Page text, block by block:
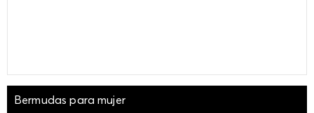
Bermudas para mujer